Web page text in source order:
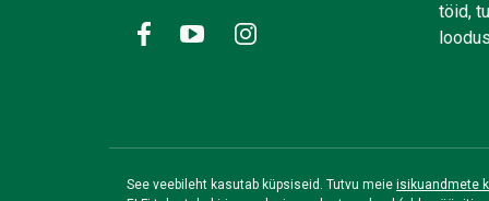
töid,
See veebileht kasutab küpsiseid. Tutvu meie isikuandmete